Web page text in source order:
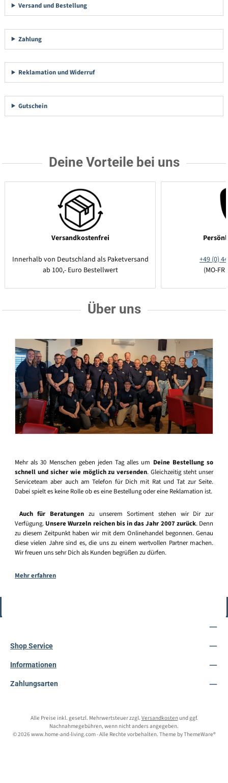
Versand und Bestellung
Zahlung
Reklamation und Widerruf
Gutschein
Deine Vorteile bei uns
Versandkostenfrei
Innerhalb von Deutschland als Paketversand
ab 100,- Euro Bestellwert
+49 (0)
(MO-
Über uns
Mehr als 30 Menschen geben jeden Tag alles um Deine Bestellung so
schnell und sicher wie möglich zu versenden. Gleichzeitig steht unser
Serviceteam aber auch am Telefon für Dich mit Rat und Tat zur Seite.
Dabei spielt es keine Rolle ob es eine Bestellung oder eine Reklamation ist.
Auch für Beratungen zu unserem Sortiment stehen wir Dir zur
Verfügung. Unsere Wurzeln reichen bis in das Jahr 2007 zurück. Denn
zu diesem Zeitpunkt haben wir mit dem Onlinehandel begonnen. Genau
diese vielen Jahre sind es, die uns zu einem wertvollen Partner machen.
Wir freuen uns sehr Dich als Kunden begrüßen zu dürfen.
Mehr erfahren
Shop Service
Informationen
Zahlungsarten
Alle Preise inkl. gesetzl. Mehrwertsteuer zzgl. Versandkostenund ggf.
Nachnahmegebühren, wenn nicht anders angegeben.
© 2026 www.home-and-living.com - Alle Rechte vorbehalten. Theme byThemeWare®